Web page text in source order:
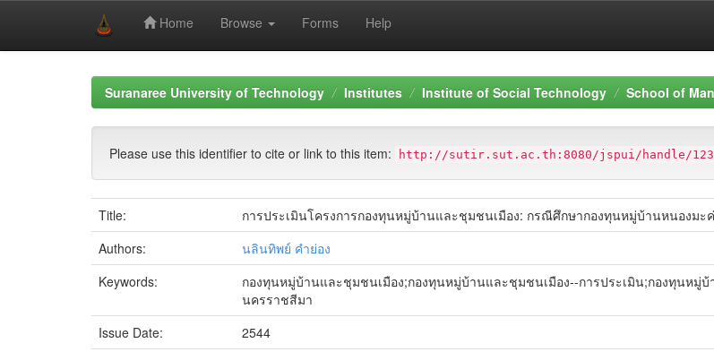
Home Browse Forms Help
Suranaree University of Technology Institutes Institute of Social Technology School of
Please use this identifier to cite or link to this item: http://sutir.sut.ac.th:8080/jspui/handle/
Title:
การประเมินโครงการกองทุนหมู่บ้านและชุมชนเมือง: กรณีศึกษากองทุนหมู่บ้านหนองม
Authors:
นลินทิพย์ คำย่อง
Keywords:
กองทุนหมู่บ้านและชุมชนเมือง;กองทุนหมู่บ้านและชุมชนเมือง--การประเมิน;กองทุนหมู่
นครราชสีมา
Issue Date:
2544